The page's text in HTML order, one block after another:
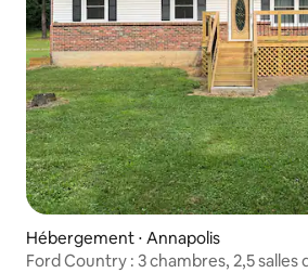
Hébergement ⋅ Annapolis
Ford Country : 3 chambres, 2,5 salles